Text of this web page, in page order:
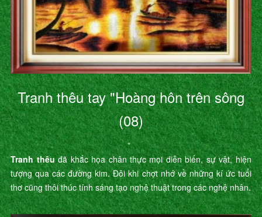
Tranh thêu tay "Hoàng hôn trên sông
(08)
"
Tranh thêuđã khắc họa chân thực mọi diễn biến, sự vật, hiện
tượng qua các đường kim. Đôi khi chợt nhớ về những kí ức tuổi
thơ cũng thôi thúc tính sáng tạo nghệ thuật trong các nghệ nhân.